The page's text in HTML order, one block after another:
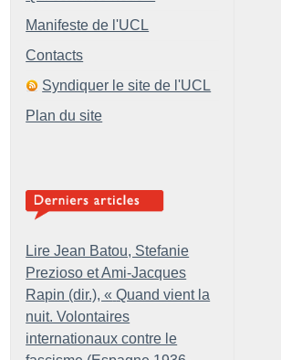
Manifeste de l'UCL
Contacts
Syndiquer le site de l'UCL
Plan du site
Lire Jean Batou, Stefanie
Prezioso et Ami-Jacques
Rapin (dir.), « Quand vient la
nuit. Volontaires
internationaux contre le